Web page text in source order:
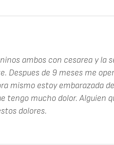
ambos con cesarea y la
Despues de 9 meses me
mismo estoy embarazada
tengo mucho dolor. Alguien
dolores.